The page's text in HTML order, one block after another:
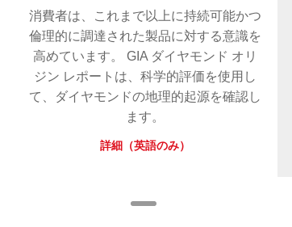
消費者は、これまで以上に持続可能かつ
倫理的に調達された製品に対する意識を
高めています。 GIA ダイヤモンド オリ
ジン レポートは、科学的評価を使用し
て、ダイヤモンドの地理的起源を確認し
ます。
詳細（英語のみ）